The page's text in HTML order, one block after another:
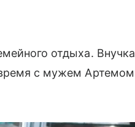
отдыха. Внучка
с мужем Артемом